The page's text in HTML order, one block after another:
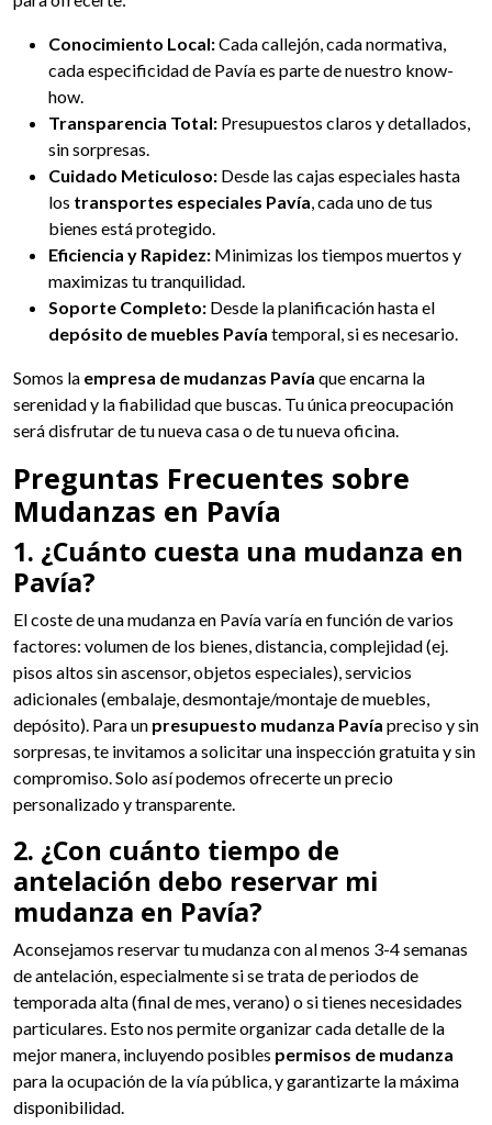
Conocimiento Local:Cada callejón, cada normativa,
cada especificidad de Pavía es parte de nuestro know-
how.
Transparencia Total: Presupuestos claros y detallados,
sin sorpresas.
Cuidado Meticuloso: Desde las cajas especiales hasta
los transportes especiales Pavía, cada uno de tus
bienes está protegido.
Eficiencia y Rapidez: Minimizas los tiempos muertos y
maximizas tu tranquilidad.
Soporte Completo: Desde la planificación hasta el
depósito de muebles Pavía temporal, si es necesario.
Somos la empresa de mudanzas Pavía que encarna la
serenidad y la fiabilidad que buscas. Tu única preocupación
será disfrutar de tu nueva casa o de tu nueva oficina.
Preguntas Frecuentes sobre
Mudanzas en Pavía
1. ¿Cuánto cuesta una mudanza en
Pavía?
El coste de una mudanza en Pavía varía en función de varios
factores: volumen de los bienes, distancia, complejidad (ej.
pisos altos sin ascensor, objetos especiales), servicios
adicionales (embalaje, desmontaje/montaje de muebles,
depósito). Para un presupuesto mudanza Pavía preciso y sin
sorpresas, te invitamos a solicitar una inspección gratuita y sin
compromiso. Solo así podemos ofrecerte un precio
personalizado y transparente.
2. ¿Con cuánto tiempo de
antelación debo reservar mi
mudanza en Pavía?
Aconsejamos reservar tu mudanza con al menos 3-4 semanas
de antelación, especialmente si se trata de periodos de
temporada alta (final de mes, verano) o si tienes necesidades
particulares. Esto nos permite organizar cada detalle de la
mejor manera, incluyendo posibles permisos de mudanza
para la ocupación de la vía pública, y garantizarte la máxima
disponibilidad.